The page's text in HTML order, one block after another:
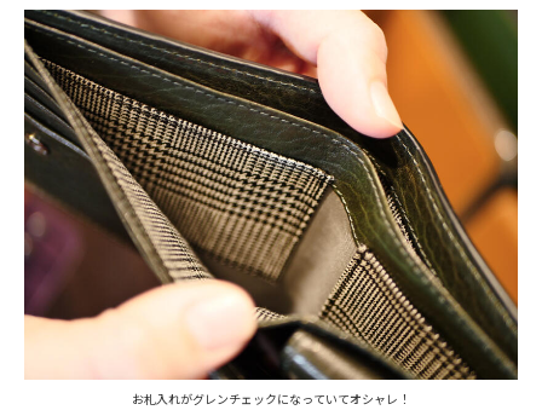
お札入れがグレンチェックになっていてオシャレ！